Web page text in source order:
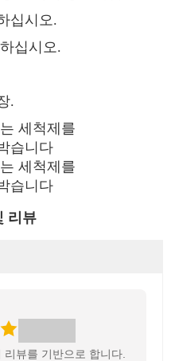
십시오.
십시오.
.
리뷰
뷰를 기반으로 합니다.